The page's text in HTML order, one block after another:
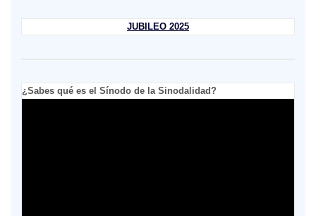
JUBILEO 2025
¿Sabes qué es el Sínodo de la Sinodalidad?